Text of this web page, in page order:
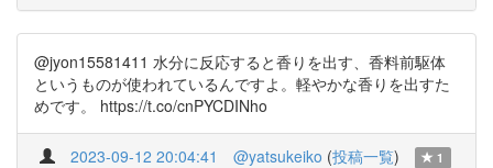
@jyon15581411 水分に反応すると香りを出す、香料前駆体
というものが使われているんですよ。軽やかな香りを出すた
めです。 https://t.co/cnPYCDINho
2023-09-12 20:04:41 @yatsukeiko (投稿一覧) 1